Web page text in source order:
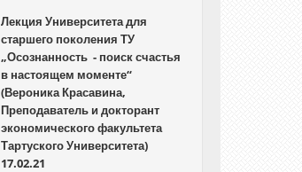
Лекция Университета для
старшего поколения ТУ
„Осознанность - поиск счастья
в настоящем моменте“
(Вероника Красавина,
Преподаватель и докторант
экономического факультета
Тартуского Университета)
17.02.21